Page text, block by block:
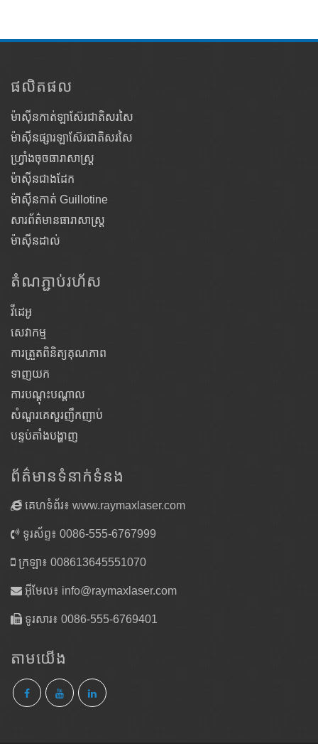
ផលិតផល
ម៉ាស៊ីនកាត់ឡាស៊ែរជាតិសរសៃ
ម៉ាស៊ីនផ្សារឡាស៊ែរជាតិសរសៃ
ហ្វ្រាំងចុចធារាសាស្ត្រ
ម៉ាស៊ីនជាងដែក
ម៉ាស៊ីនកាត់ Guillotine
សារព័ត៌មានធារាសាស្ត្រ
ម៉ាស៊ីនដាល់
តំណ​ភ្ជាប់​រហ័ស
វីដេអូ
សេវាកម្ម
ការត្រួតពិនិត្យគុណភាព
ទាញយក
ការបណ្តុះបណ្តាល
សំណួរគេសួរញឹកញាប់
បន្ទប់តាំងបង្ហាញ
ព័ត៌មានទំនាក់ទំនង
គេហទំព័រ៖ www.raymaxlaser.com
ទូរស័ព្ទ៖ 0086-555-6767999
ក្រឡា៖ 008613645551070
អ៊ីមែល៖ info@raymaxlaser.com
ទូរសារ៖ 0086-555-6769401
តាម​យើង